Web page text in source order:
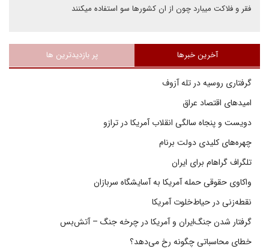
فقر و فلاکت میبارد چون از ان کشورها سو استفاده میکنند
آخرین خبرها پر بازدیدترین ها
گرفتاری روسیه در تله آزوف
امیدهای اقتصاد عراق
دویست و پنجاه سالگی انقلاب آمریکا در ترازو
چهره‌های کلیدی دولت برنام
تلگراف گراهام برای ایران
واکاوی حقوقی حمله آمریکا به آسایشگاه سربازان
نقطه‌زنی در حیاط‌خلوت آمریکا
گرفتار شدن جنگ‌ایران و آمریکا در چرخه جنگ – آتش‌بس
خطای محاسباتی چگونه رخ می‌دهد؟